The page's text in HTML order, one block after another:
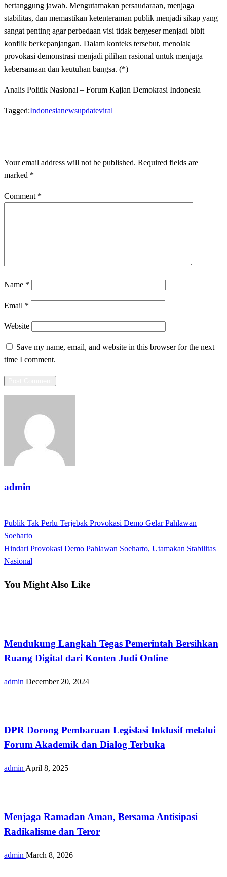
bertanggung jawab. Mengutamakan persaudaraan, menjaga
stabilitas, dan memastikan ketenteraman publik menjadi sikap yang
sangat penting agar perbedaan visi tidak bergeser menjadi bibit
konflik berkepanjangan. Dalam konteks tersebut, menolak
provokasi demonstrasi menjadi pilihan rasional untuk menjaga
kebersamaan dan keutuhan bangsa. (*)
Analis Politik Nasional – Forum Kajian Demokrasi Indonesia
Tagged:Indonesianewsupdateviral
Your email address will not be published. Required fields are
marked *
Comment *
Name *
Email *
Website
Save my name, email, and website in this browser for the next
time I comment.
admin
Post
navigation
Previous
Post
Publik Tak Perlu Terjebak Provokasi Demo Gelar Pahlawan
Soeharto
Next
Post
Hindari Provokasi Demo Pahlawan Soeharto, Utamakan Stabilitas
Nasional
You Might Also Like
Mendukung Langkah Tegas Pemerintah Bersihkan
Ruang Digital dari Konten Judi Online
admin December 20, 2024
DPR Dorong Pembaruan Legislasi Inklusif melalui
Forum Akademik dan Dialog Terbuka
admin April 8, 2025
Menjaga Ramadan Aman, Bersama Antisipasi
Radikalisme dan Teror
admin March 8, 2026